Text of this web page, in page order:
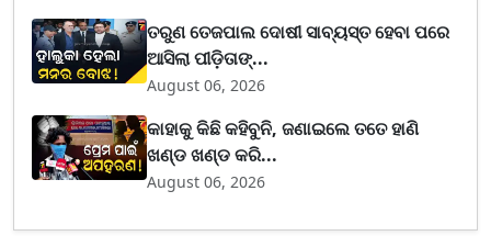
ତରୁଣ ତେଜପାଲ ଦୋଷୀ ସାବ୍ୟସ୍ତ ହେବା ପରେ
ଆସିଲା ପୀଡ଼ିତାଙ୍...
August 06, 2026
କାହାକୁ କିଛି କହିବୁନି, ଜଣାଇଲେ ତତେ ହାଣି
ଖଣ୍ଡ ଖଣ୍ଡ କରି...
August 06, 2026